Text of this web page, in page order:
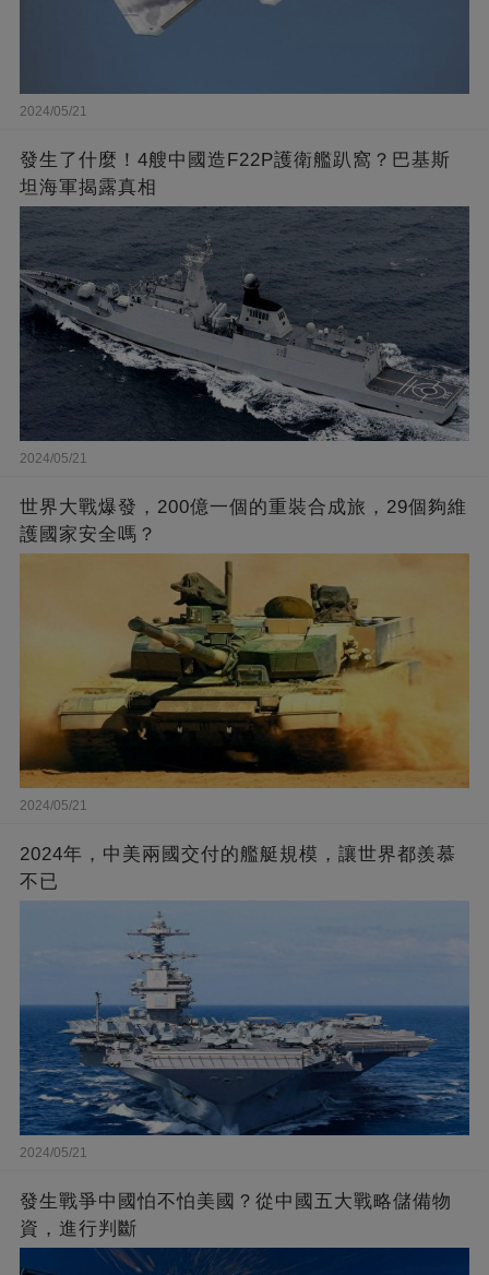
2024/05/21
發生了什麼！4艘中國造F22P護衛艦趴窩？巴基斯
坦海軍揭露真相
2024/05/21
世界大戰爆發，200億一個的重裝合成旅，29個夠維
護國家安全嗎？
2024/05/21
2024年，中美兩國交付的艦艇規模，讓世界都羨慕
不已
2024/05/21
發生戰爭中國怕不怕美國？從中國五大戰略儲備物
資，進行判斷